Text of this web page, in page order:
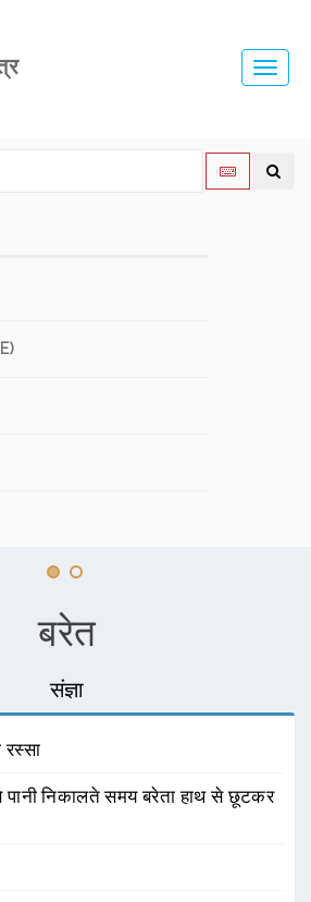
बरेत
संज्ञा
रस्सा
निकालते समय बरेता हाथ से छूटकर